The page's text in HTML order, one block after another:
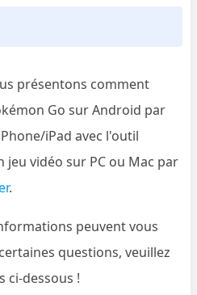
présentons comment
Go sur Android par
iPad avec l'outil
vidéo sur PC ou Mac par
.
peuvent vous
questions, veuillez
ci-dessous !